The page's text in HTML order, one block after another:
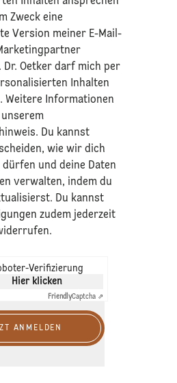
Zweck eine
Version meiner E-Mail-
Dr. Oetker darf mich per
Inhalten
Weitere Informationen
. Du kannst
wie wir dich
und deine Daten
verwalten, indem du
Du kannst
zudem jederzeit
Verifizierung
Hier klicken
FriendlyCaptcha ⇗
ANMELDEN